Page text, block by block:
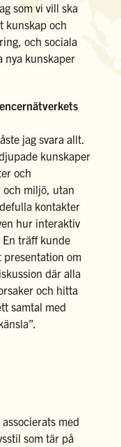
som vi vill ska
kunskap och
och sociala
nya kunskaper
jag svara allt.
kunskaper
och
och miljö, utan
kontakter
hur interaktiv
träff kunde
presentation om
där alla
och hitta
samtal med
med
som tär på